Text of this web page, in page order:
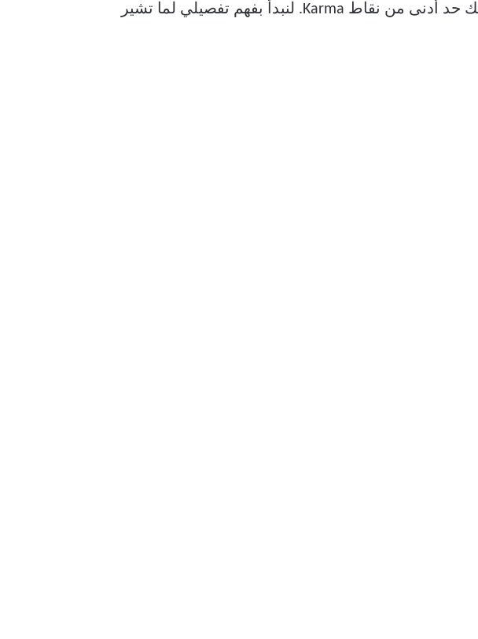
علاوة على ذلك ، لا تسمح لك بعض subreddits بنشر محتوى ما لم يكن لديك حد أدنى من نقاط Karma. لنبدأ بفهم تفصيلي لما تشير